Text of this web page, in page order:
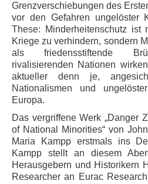
Grenzverschiebungen des
vor den Gefahren ungelöster
These: Minderheitenschutz ist
Kriege zu verhindern, sondern
als friedensstiftende
rivalisierenden Nationen
aktueller denn je,
Nationalismen und
Europa.
Das vergriffene Werk „Danger
of National Minorities“ von
Maria Kampp erstmals ins
Kampp stellt an diesem
Herausgebern und Historikern
Researcher an Eurac